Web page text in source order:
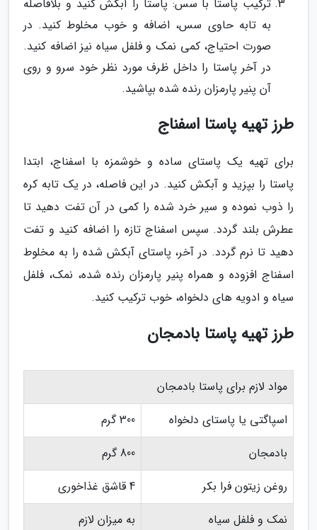
ترکیب پاستا با سس: پاستا را آبکش کنید و بلافاصله
به تابه حاوی سس، اضافه و خوب مخلوط کنید. در
صورت احتیاج، کمی نمک و فلفل سیاه نیز اضافه کنید.
در آخر پاستا را داخل ظرف مورد نظر خود سرو و روی
آن پنیر پارمزان رنده شده بپاشید.
طرز تهیه پاستا اسفناج
برای تهیه یک پاستای ساده و خوشمزه با اسفناج، ابتدا
پاستا را بپزید و آبکش کنید. در این فاصله، در یک تابه کره
را ذوب نموده و سیر خرد شده را کمی در آن تفت دهید تا
عطرش بلند گردد. سپس اسفناج تازه را اضافه کنید و تفت
دهید تا نرم گردد. در آخر، پاستای آبکش شده را به مخلوط
اسفناج افزوده و همراه پنیر پارمزان رنده شده، نمک، فلفل
سیاه و ادویه های دلخواه، خوب ترکیب کنید.
طرز تهیه پاستا بادمجان
مواد لازم برای پاستا بادمجان
اسپاگتی یا پاستای دلخواه
300 گرم
بادمجان
800 گرم
روغن زیتون فرا بکر
4 قاشق غذاخوری
نمک و فلفل سیاه
به میزان لازم